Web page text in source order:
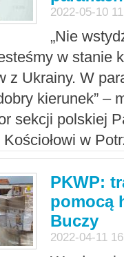
2022-05-10
„Nie
w stanie
z Ukrainy. W
kierunek” –
sekcji polskiej
w
PKWP:
pomocą
Buczy
2022-04-11